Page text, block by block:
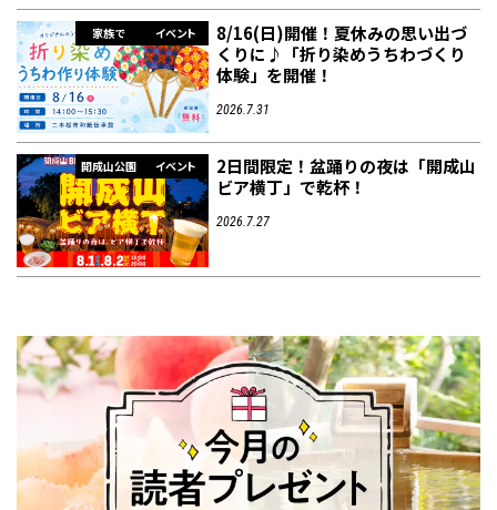
家族で イベント
8/16(日)開催！夏休みの思い出づ
くりに♪「折り染めうちわづくり
体験」を開催！
2026.7.31
開成山公園 イベント
2日間限定！盆踊りの夜は「開成山
ビア横丁」で乾杯！
2026.7.27